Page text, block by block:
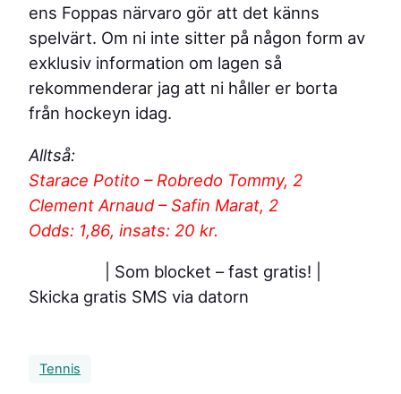
ens Foppas närvaro gör att det känns
spelvärt. Om ni inte sitter på någon form av
exklusiv information om lagen så
rekommenderar jag att ni håller er borta
från hockeyn idag.
Alltså:
Starace Potito – Robredo Tommy, 2
Clement Arnaud – Safin Marat, 2
Odds: 1,86, insats: 20 kr.
| Som blocket – fast gratis!
Skicka gratis SMS via datorn
Tennis